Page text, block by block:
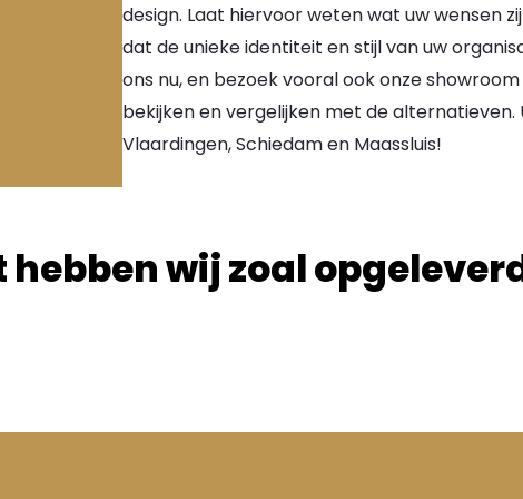
design. Laat hiervoor weten wat uw wensen
dat de unieke identiteit en stijl van uw
ons nu, en bezoek vooral ook onze
bekijken en vergelijken met de
Vlaardingen, Schiedam en Maassluis!
hebben wij zoal